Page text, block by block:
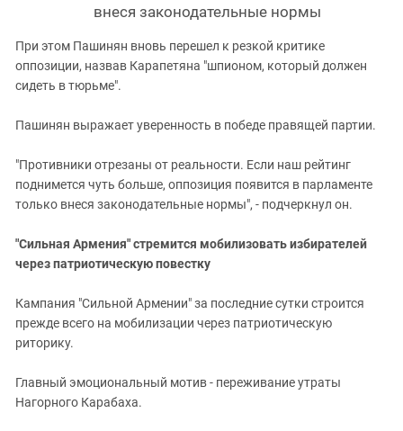
внеся законодательные нормы
При этом Пашинян вновь перешел к резкой критике
оппозиции, назвав Карапетяна "шпионом, который должен
сидеть в тюрьме".
Пашинян выражает уверенность в победе правящей партии.
"Противники отрезаны от реальности. Если наш рейтинг
поднимется чуть больше, оппозиция появится в парламенте
только внеся законодательные нормы", - подчеркнул он.
"Сильная Армения" стремится мобилизовать избирателей
через патриотическую повестку
Кампания "Сильной Армении" за последние сутки строится
прежде всего на мобилизации через патриотическую
риторику.
Главный эмоциональный мотив - переживание утраты
Нагорного Карабаха.